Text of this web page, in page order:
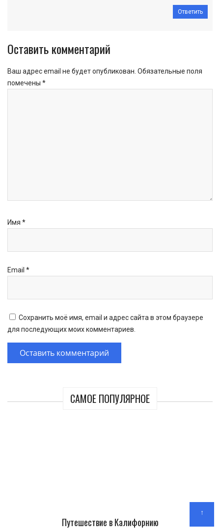
САМОЕ ПОПУЛЯРНОЕ
Путешествие в Калифорнию
Ответить
Оставить комментарий
Ваш адрес email не будет опубликован. Обязательные поля
помечены *
Имя *
Email *
Сохранить моё имя, email и адрес сайта в этом браузере
для последующих моих комментариев.
↑